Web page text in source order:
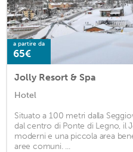
a partire da
65€
Jolly Resort & Spa
Hotel
Situato a 100 metri dalla
dal centro di Ponte di Legno, il
moderni e una piccola area
aree comuni. ...